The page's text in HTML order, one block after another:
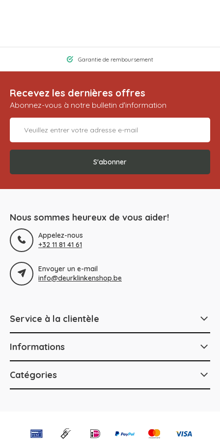
Garantie de remboursement
Recevez les dernières offres
Abonnez-vous à notre bulletin d'information
S'abonner
Nous sommes heureux de vous aider!
Appelez-nous
+32 11 81 41 61
Envoyer un e-mail
info@deurklinkenshop.be
Service à la clientèle
Informations
Catégories